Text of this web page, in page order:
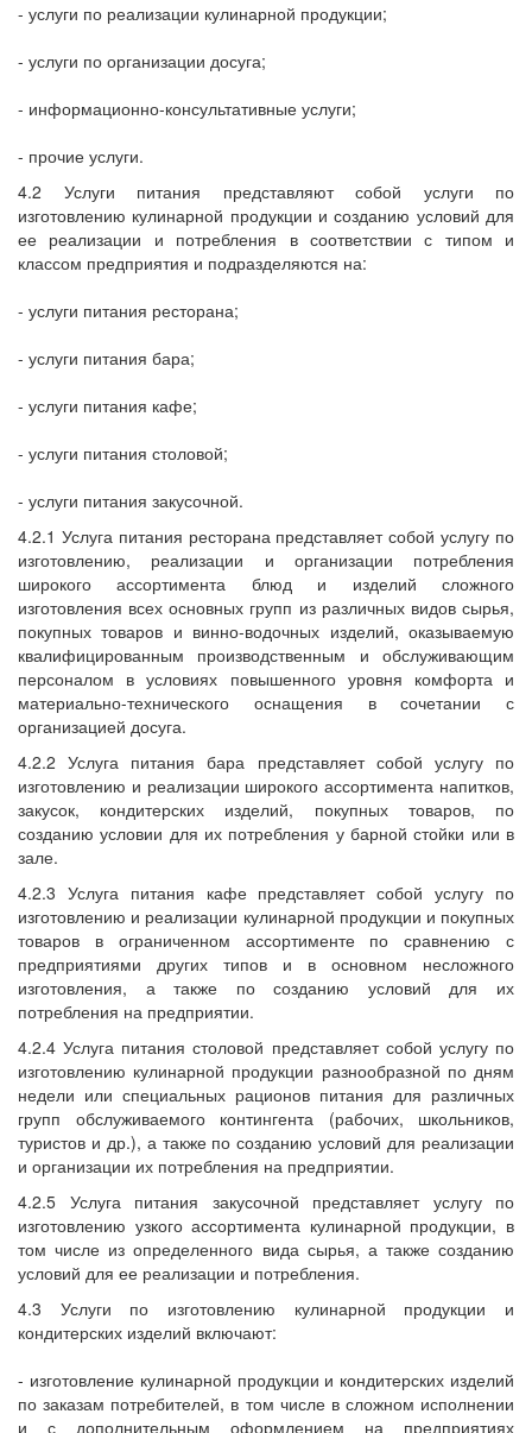
- услуги по реализации кулинарной продукции;
- услуги по организации досуга;
- информационно-консультативные услуги;
- прочие услуги.
4.2 Услуги питания представляют собой услуги по
изготовлению кулинарной продукции и созданию условий для
ее реализации и потребления в соответствии с типом и
классом предприятия и подразделяются на:
- услуги питания ресторана;
- услуги питания бара;
- услуги питания кафе;
- услуги питания столовой;
- услуги питания закусочной.
4.2.1 Услуга питания ресторана представляет собой услугу по
изготовлению, реализации и организации потребления
широкого ассортимента блюд и изделий сложного
изготовления всех основных групп из различных видов сырья,
покупных товаров и винно-водочных изделий, оказываемую
квалифицированным производственным и обслуживающим
персоналом в условиях повышенного уровня комфорта и
материально-технического оснащения в сочетании с
организацией досуга.
4.2.2 Услуга питания бара представляет собой услугу по
изготовлению и реализации широкого ассортимента напитков,
закусок, кондитерских изделий, покупных товаров, по
созданию условии для их потребления у барной стойки или в
зале.
4.2.3 Услуга питания кафе представляет собой услугу по
изготовлению и реализации кулинарной продукции и покупных
товаров в ограниченном ассортименте по сравнению с
предприятиями других типов и в основном несложного
изготовления, а также по созданию условий для их
потребления на предприятии.
4.2.4 Услуга питания столовой представляет собой услугу по
изготовлению кулинарной продукции разнообразной по дням
недели или специальных рационов питания для различных
групп обслуживаемого контингента (рабочих, школьников,
туристов и др.), а также по созданию условий для реализации
и организации их потребления на предприятии.
4.2.5 Услуга питания закусочной представляет услугу по
изготовлению узкого ассортимента кулинарной продукции, в
том числе из определенного вида сырья, а также созданию
условий для ее реализации и потребления.
4.3 Услуги по изготовлению кулинарной продукции и
кондитерских изделий включают:
- изготовление кулинарной продукции и кондитерских изделий
по заказам потребителей, в том числе в сложном исполнении
и с дополнительным оформлением на предприятиях